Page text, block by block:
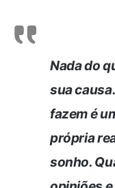
Nada do
sua
fazem é
própria
sonho.